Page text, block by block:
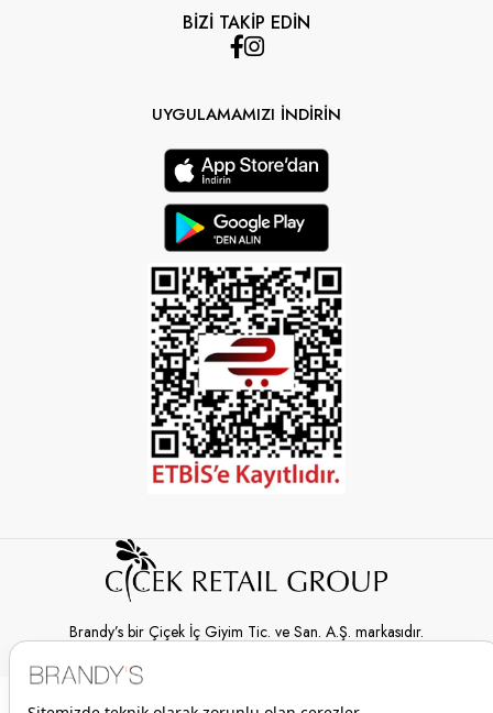
BİZİ TAKİP EDİN
UYGULAMAMIZI İNDİRİN
Brandy’s bir Çiçek İç Giyim Tic. ve San. A.Ş. markasıdır.
© 2026 Brandy’s | Her hakkı saklıdır.